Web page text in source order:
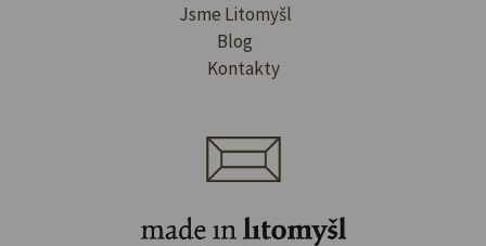
Jsme Litomyšl
Blog
Kontakty